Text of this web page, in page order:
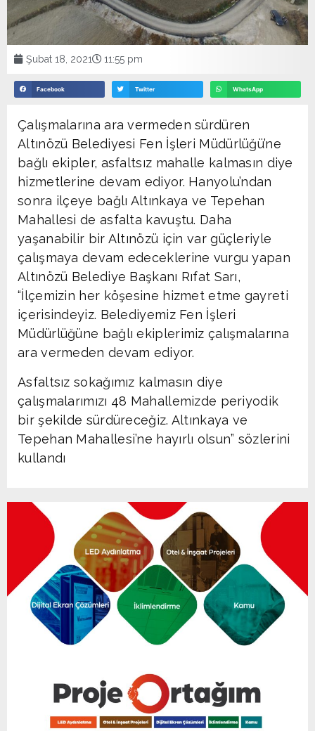
Şubat 18, 2021 11:55 pm
Facebook Twitter WhatsApp
Çalışmalarına ara vermeden sürdüren
Altınözü Belediyesi Fen İşleri Müdürlüğü’ne
bağlı ekipler, asfaltsız mahalle kalmasın diye
hizmetlerine devam ediyor. Hanyolu’ndan
sonra ilçeye bağlı Altınkaya ve Tepehan
Mahallesi de asfalta kavuştu. Daha
yaşanabilir bir Altınözü için var güçleriyle
çalışmaya devam edeceklerine vurgu yapan
Altınözü Belediye Başkanı Rıfat Sarı,
“İlçemizin her köşesine hizmet etme gayreti
içerisindeyiz. Belediyemiz Fen İşleri
Müdürlüğüne bağlı ekiplerimiz çalışmalarına
ara vermeden devam ediyor.
Asfaltsız sokağımız kalmasın diye
çalışmalarımızı 48 Mahallemizde periyodik
bir şekilde sürdüreceğiz. Altınkaya ve
Tepehan Mahallesi’ne hayırlı olsun” sözlerini
kullandı